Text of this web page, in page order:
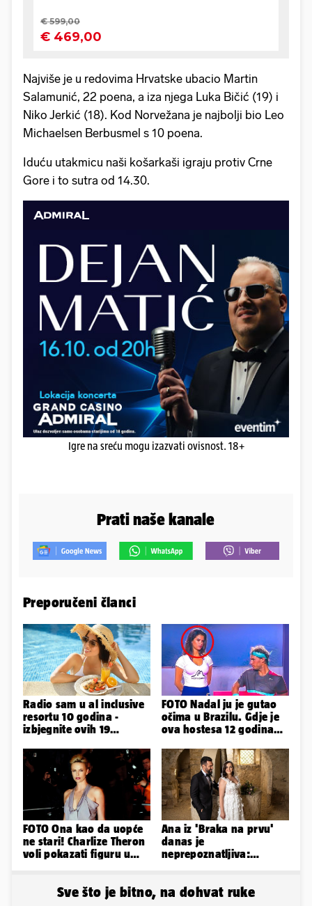
Najviše je u redovima Hrvatske ubacio Martin
Salamunić, 22 poena, a iza njega Luka Bičić (19) i
Niko Jerkić (18). Kod Norvežana je najbolji bio Leo
Michaelsen Berbusmel s 10 poena.
Iduću utakmicu naši košarkaši igraju protiv Crne
Gore i to sutra od 14.30.
Igre na sreću mogu izazvati ovisnost. 18+
Prati naše kanale
Preporučeni članci
Radio sam u al inclusive
resortu 10 godina -
izbjegnite ovih 19
odmor
FOTO Nadal ju je gutao
očima u Brazilu. Gdje je
ova hostesa 12 godina
FOTO Ona kao da uopće
ne stari! Charlize Theron
voli pokazati figuru u
Ana iz 'Braka na prvu'
danas je
neprepoznatljiva:
Sve što je bitno, na dohvat ruke